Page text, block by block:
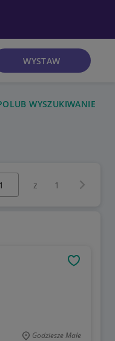
WYSTAW
WYSZUKIWANIE
z 1
Godziesze Małe
wskazówkę